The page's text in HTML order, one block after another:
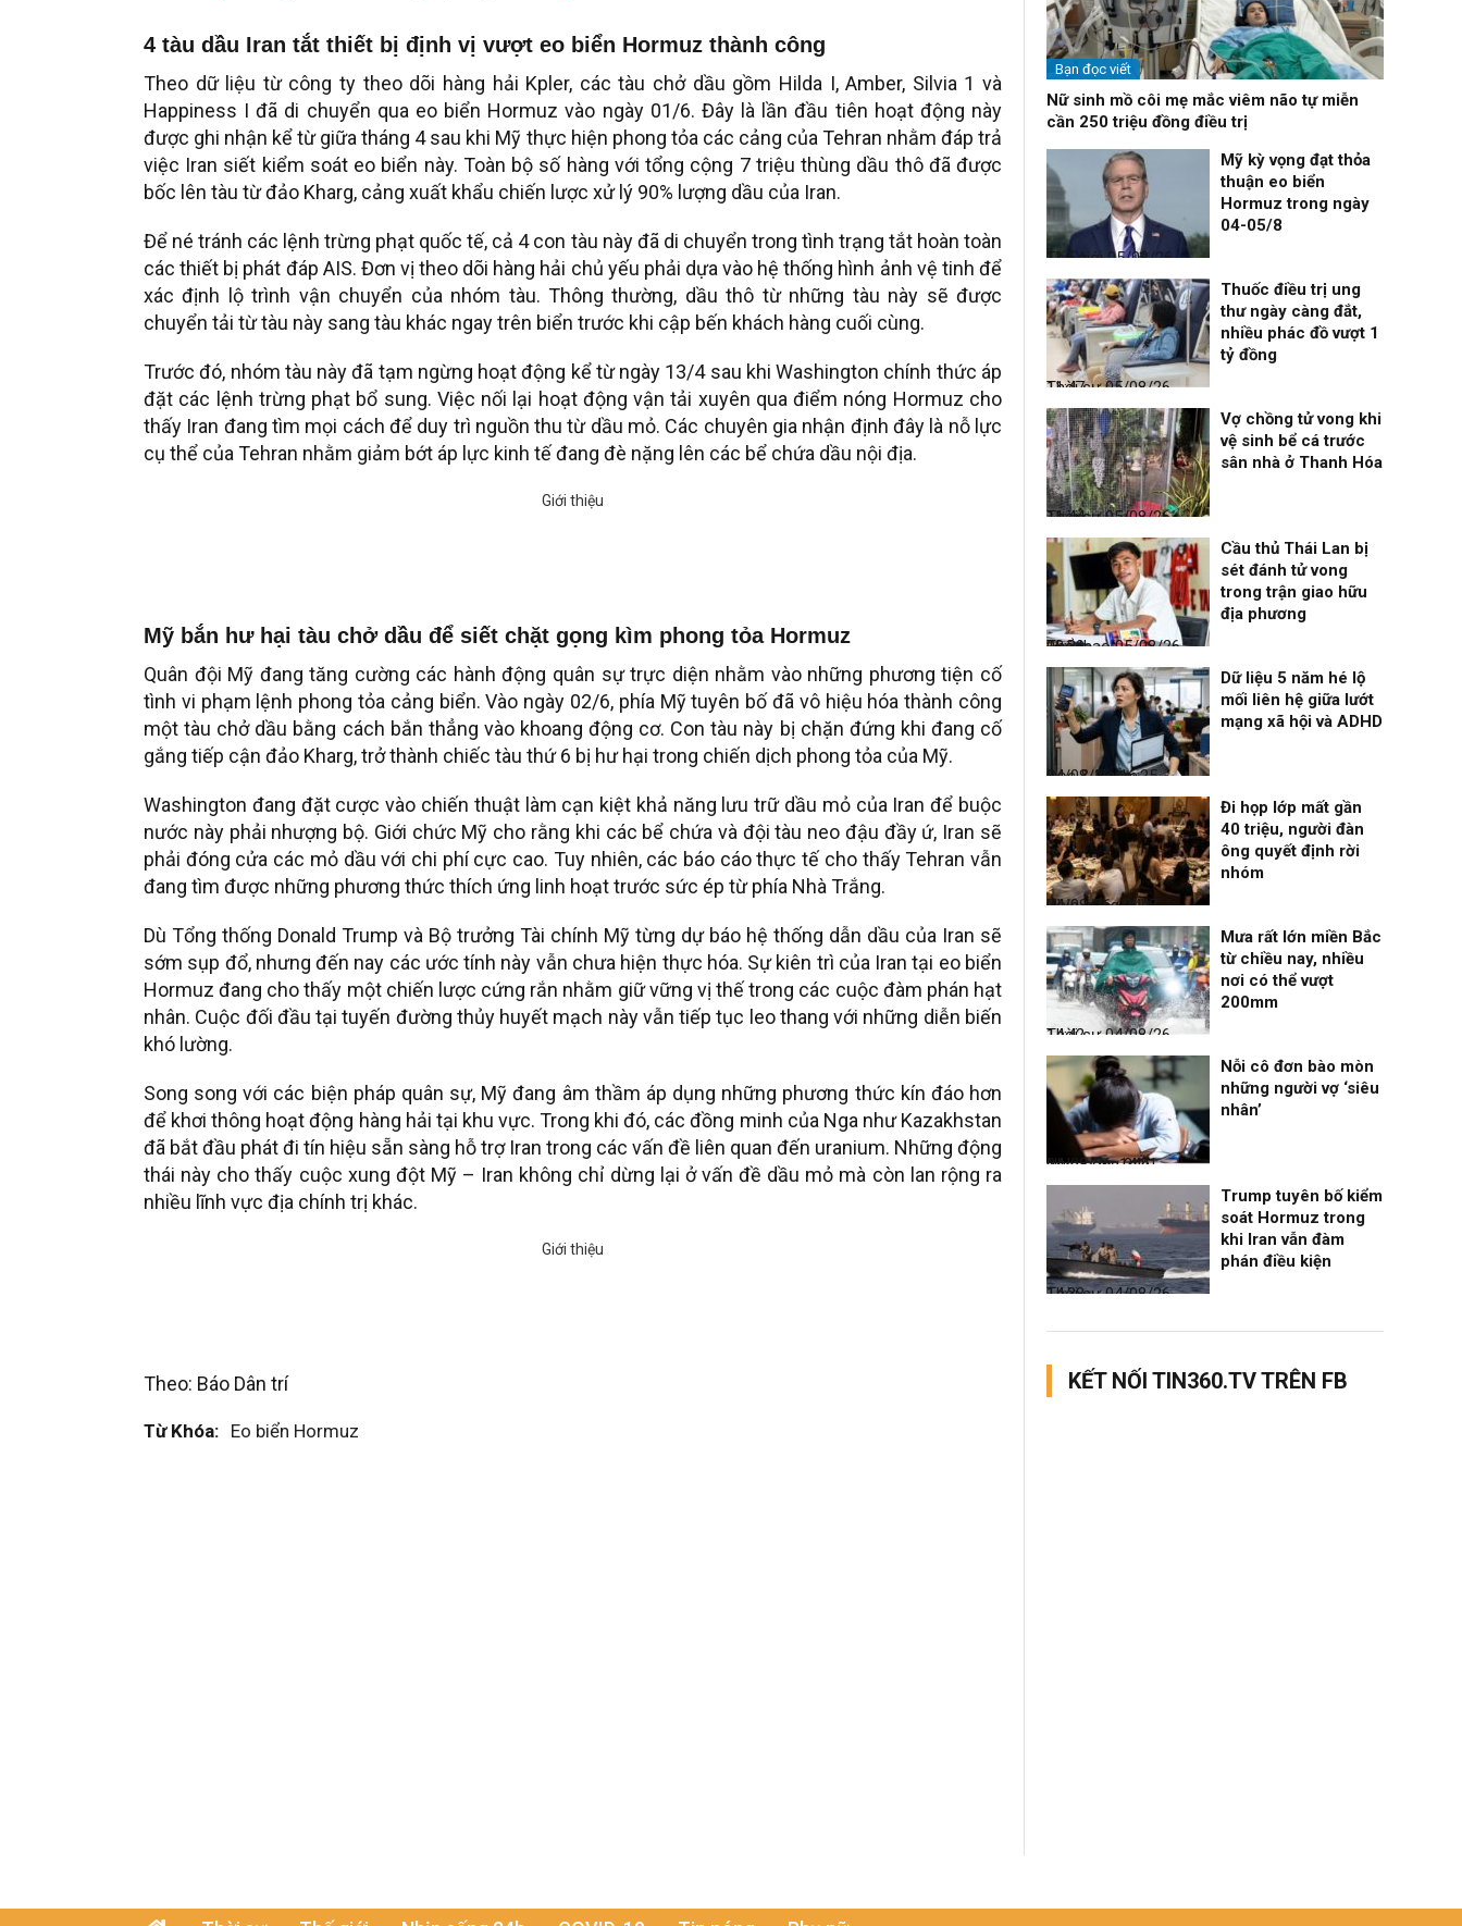
4 tàu dầu Iran tắt thiết bị định vị vượt eo biển Hormuz thành công
Theo dữ liệu từ công ty theo dõi hàng hải Kpler, các tàu chở dầu gồm Hilda I, Amber, Silvia 1 và
Happiness I đã di chuyển qua eo biển Hormuz vào ngày 01/6. Đây là lần đầu tiên hoạt động này
được ghi nhận kể từ giữa tháng 4 sau khi Mỹ thực hiện phong tỏa các cảng của Tehran nhằm đáp trả
việc Iran siết kiểm soát eo biển này. Toàn bộ số hàng với tổng cộng 7 triệu thùng dầu thô đã được
bốc lên tàu từ đảo Kharg, cảng xuất khẩu chiến lược xử lý 90% lượng dầu của Iran.
Để né tránh các lệnh trừng phạt quốc tế, cả 4 con tàu này đã di chuyển trong tình trạng tắt hoàn toàn
các thiết bị phát đáp AIS. Đơn vị theo dõi hàng hải chủ yếu phải dựa vào hệ thống hình ảnh vệ tinh để
xác định lộ trình vận chuyển của nhóm tàu. Thông thường, dầu thô từ những tàu này sẽ được
chuyển tải từ tàu này sang tàu khác ngay trên biển trước khi cập bến khách hàng cuối cùng.
Trước đó, nhóm tàu này đã tạm ngừng hoạt động kể từ ngày 13/4 sau khi Washington chính thức áp
đặt các lệnh trừng phạt bổ sung. Việc nối lại hoạt động vận tải xuyên qua điểm nóng Hormuz cho
thấy Iran đang tìm mọi cách để duy trì nguồn thu từ dầu mỏ. Các chuyên gia nhận định đây là nỗ lực
cụ thể của Tehran nhằm giảm bớt áp lực kinh tế đang đè nặng lên các bể chứa dầu nội địa.
Mỹ bắn hư hại tàu chở dầu để siết chặt gọng kìm phong tỏa Hormuz
Quân đội Mỹ đang tăng cường các hành động quân sự trực diện nhằm vào những phương tiện cố
tình vi phạm lệnh phong tỏa cảng biển. Vào ngày 02/6, phía Mỹ tuyên bố đã vô hiệu hóa thành công
một tàu chở dầu bằng cách bắn thẳng vào khoang động cơ. Con tàu này bị chặn đứng khi đang cố
gắng tiếp cận đảo Kharg, trở thành chiếc tàu thứ 6 bị hư hại trong chiến dịch phong tỏa của Mỹ.
Washington đang đặt cược vào chiến thuật làm cạn kiệt khả năng lưu trữ dầu mỏ của Iran để buộc
nước này phải nhượng bộ. Giới chức Mỹ cho rằng khi các bể chứa và đội tàu neo đậu đầy ứ, Iran sẽ
phải đóng cửa các mỏ dầu với chi phí cực cao. Tuy nhiên, các báo cáo thực tế cho thấy Tehran vẫn
đang tìm được những phương thức thích ứng linh hoạt trước sức ép từ phía Nhà Trắng.
Dù Tổng thống Donald Trump và Bộ trưởng Tài chính Mỹ từng dự báo hệ thống dẫn dầu của Iran sẽ
sớm sụp đổ, nhưng đến nay các ước tính này vẫn chưa hiện thực hóa. Sự kiên trì của Iran tại eo biển
Hormuz đang cho thấy một chiến lược cứng rắn nhằm giữ vững vị thế trong các cuộc đàm phán hạt
nhân. Cuộc đối đầu tại tuyến đường thủy huyết mạch này vẫn tiếp tục leo thang với những diễn biến
khó lường.
Song song với các biện pháp quân sự, Mỹ đang âm thầm áp dụng những phương thức kín đáo hơn
để khơi thông hoạt động hàng hải tại khu vực. Trong khi đó, các đồng minh của Nga như Kazakhstan
đã bắt đầu phát đi tín hiệu sẵn sàng hỗ trợ Iran trong các vấn đề liên quan đến uranium. Những động
thái này cho thấy cuộc xung đột Mỹ – Iran không chỉ dừng lại ở vấn đề dầu mỏ mà còn lan rộng ra
nhiều lĩnh vực địa chính trị khác.
Theo: Báo Dân trí
Từ Khóa: Eo biển Hormuz
Bạn đọc viết
Nữ sinh mồ côi mẹ mắc viêm não tự miễn
cần 250 triệu đồng điều trị
Thế giới
05/08/26, 11:54
Mỹ kỳ vọng đạt thỏa
thuận eo biển
Hormuz trong ngày
04-05/8
Thời sự
05/08/26, 11:47
Thuốc điều trị ung
thư ngày càng đắt,
nhiều phác đồ vượt 1
tỷ đồng
Thời sự
05/08/26, 11:44
Vợ chồng tử vong khi
vệ sinh bể cá trước
sân nhà ở Thanh Hóa
Thể thao
05/08/26, 08:39
Cầu thủ Thái Lan bị
sét đánh tử vong
trong trận giao hữu
địa phương
Đọc & Ngẫm
04/08/26, 16:25
Dữ liệu 5 năm hé lộ
mối liên hệ giữa lướt
mạng xã hội và ADHD
Nhịp sống 24h
04/08/26, 14:47
Đi họp lớp mất gần
40 triệu, người đàn
ông quyết định rời
nhóm
Thời sự
04/08/26, 14:42
Mưa rất lớn miền Bắc
từ chiều nay, nhiều
nơi có thể vượt
200mm
Nhịp sống 24h
04/08/26, 14:41
Nỗi cô đơn bào mòn
những người vợ ‘siêu
nhân’
Thời sự
04/08/26, 14:38
Trump tuyên bố kiểm
soát Hormuz trong
khi Iran vẫn đàm
phán điều kiện
KẾT NỐI TIN360.TV TRÊN FB